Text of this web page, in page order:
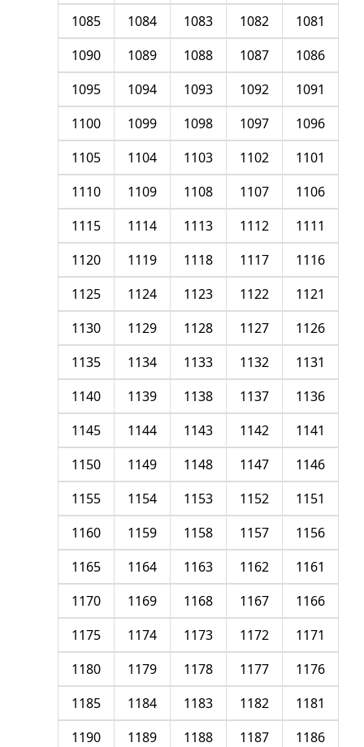
1081
1082
1083
1084
1085
1086
1087
1088
1089
1090
1091
1092
1093
1094
1095
1096
1097
1098
1099
1100
1101
1102
1103
1104
1105
1106
1107
1108
1109
1110
1111
1112
1113
1114
1115
1116
1117
1118
1119
1120
1121
1122
1123
1124
1125
1126
1127
1128
1129
1130
1131
1132
1133
1134
1135
1136
1137
1138
1139
1140
1141
1142
1143
1144
1145
1146
1147
1148
1149
1150
1151
1152
1153
1154
1155
1156
1157
1158
1159
1160
1161
1162
1163
1164
1165
1166
1167
1168
1169
1170
1171
1172
1173
1174
1175
1176
1177
1178
1179
1180
1181
1182
1183
1184
1185
1186
1187
1188
1189
1190